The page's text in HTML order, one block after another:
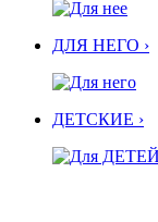
ДЛЯ НЕГО ›
ДЕТСКИЕ ›